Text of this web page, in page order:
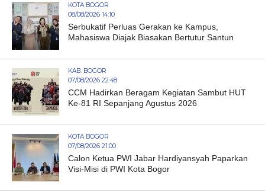
KOTA BOGOR
08/08/2026 14:10
Serbukatif Perluas Gerakan ke Kampus,
Mahasiswa Diajak Biasakan Bertutur Santun
KAB. BOGOR
07/08/2026 22:48
CCM Hadirkan Beragam Kegiatan Sambut HUT
Ke-81 RI Sepanjang Agustus 2026
KOTA BOGOR
07/08/2026 21:00
Calon Ketua PWI Jabar Hardiyansyah Paparkan
Visi-Misi di PWI Kota Bogor